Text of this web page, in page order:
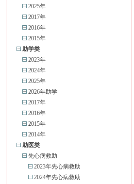
2025年
2017年
2016年
2015年
助学类
2023年
2024年
2025年
2026年助学
2017年
2016年
2015年
2014年
助医类
先心病救助
2023年先心病救助
2024年先心病救助